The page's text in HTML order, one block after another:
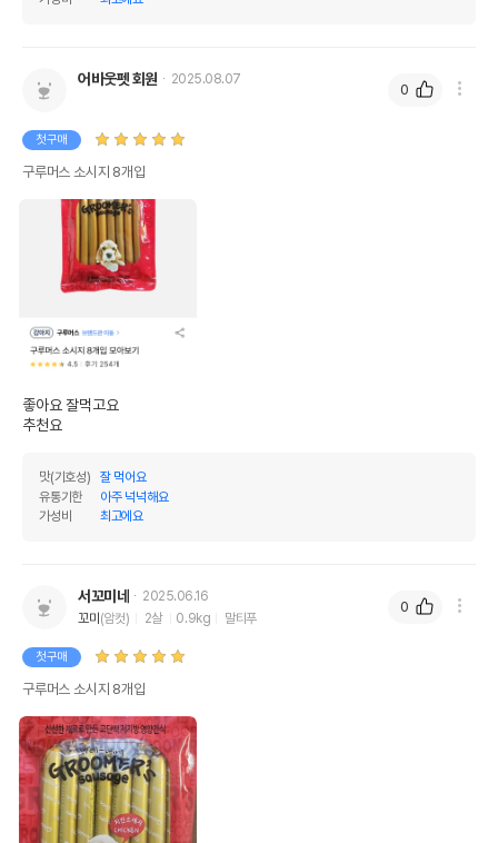
어바웃펫 회원 2025.08.07
첫구매
구루머스 소시지 8개입
좋아요 잘먹고요
추천요
맛(기호성)
잘 먹어요
유통기한
아주 넉넉해요
가성비
최고에요
0
서꼬미네
2025.06.16
꼬미(암컷) 2살 0.9kg 말티푸
첫구매
구루머스 소시지 8개입
0